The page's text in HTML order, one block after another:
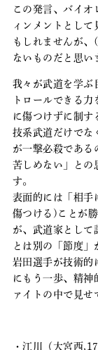
この発言、バイオ
ィンメントとして
もしれませんが
ないものだと思い
我々が武道を学ぶ
トロールできる
に傷つけずに制す
技系武道だけでな
が一撃必殺である
苦しめない」との
す。
表面的には「相手
傷つける)ことが
が、武道家として
とは別の「節度」
岩田選手が技術的
にもう一歩、精神
ァイトの中で見せ
・江川（大宮西